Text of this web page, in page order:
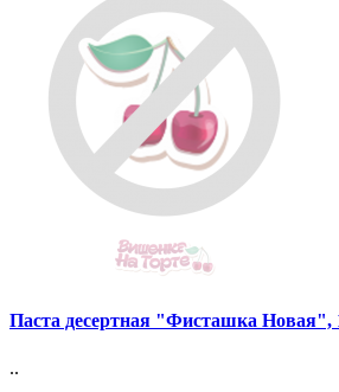
Паста десертная "Фисташка Новая",
..